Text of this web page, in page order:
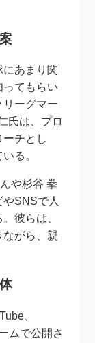
あまり関
てもらい
リーグマー
氏は、プロ
チとし
る。
や杉谷 拳
SNSで人
彼らは、
ながら、親
、
ムで公開さ